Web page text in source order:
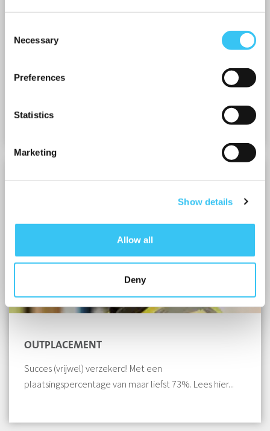
Selection
Necessary
Preferences
Statistics
Marketing
Show details
Allow all
Deny
OUTPLACEMENT
Succes (vrijwel) verzekerd! Met een
plaatsingspercentage van maar liefst 73%. Lees hier...